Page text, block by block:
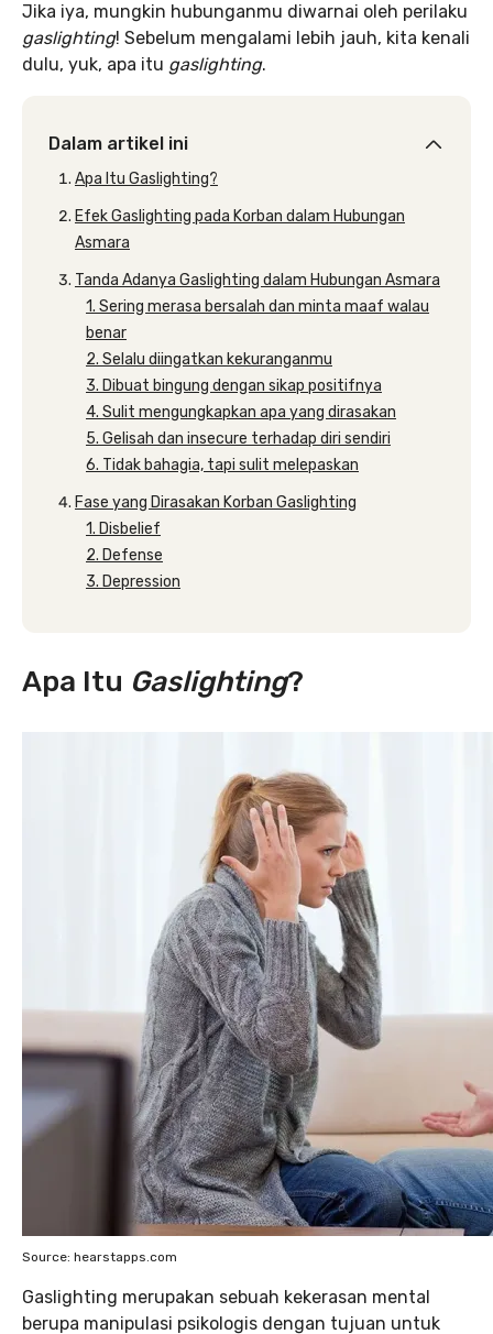
Jika iya, mungkin hubunganmu diwarnai oleh perilaku
gaslighting! Sebelum mengalami lebih jauh, kita kenali
dulu, yuk, apa itu gaslighting.
Dalam artikel ini
Apa Itu Gaslighting?
Efek Gaslighting pada Korban dalam Hubungan
Asmara
Tanda Adanya Gaslighting dalam Hubungan Asmara
1. Sering merasa bersalah dan minta maaf walau
benar
2. Selalu diingatkan kekuranganmu
3. Dibuat bingung dengan sikap positifnya
4. Sulit mengungkapkan apa yang dirasakan
5. Gelisah dan insecure terhadap diri sendiri
6. Tidak bahagia, tapi sulit melepaskan
Fase yang Dirasakan Korban Gaslighting
1. Disbelief
2. Defense
3. Depression
Apa Itu Gaslighting?
Source: hearstapps.com
Gaslighting merupakan sebuah kekerasan mental
berupa manipulasi psikologis dengan tujuan untuk